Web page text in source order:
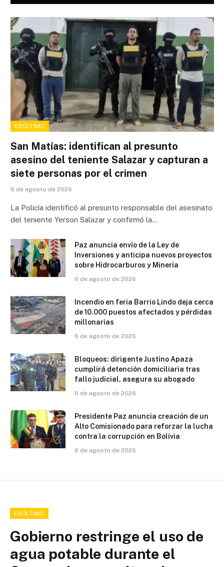
ESÚLTIMO
San Matías: identifican al presunto
asesino del teniente Salazar y capturan a
siete personas por el crimen
6 de agosto de 2026
La Policía identificó al presunto responsable del asesinato
del teniente Yerson Salazar y confirmó la…
Paz anuncia envío de la Ley de
Inversiones y anticipa nuevos proyectos
sobre Hidrocarburos y Minería
6 de agosto de 2026
Incendio en feria Barrio Lindo deja cerca
de 10.000 puestos afectados y pérdidas
millonarias
6 de agosto de 2026
Bloqueos: dirigente Justino Apaza
cumplirá detención domiciliaria tras
fallo judicial, asegura su abogado
6 de agosto de 2026
Presidente Paz anuncia creación de un
Alto Comisionado para reforzar la lucha
contra la corrupción en Bolivia
6 de agosto de 2026
ESÚLTIMO
Gobierno restringe el uso de
agua potable durante el